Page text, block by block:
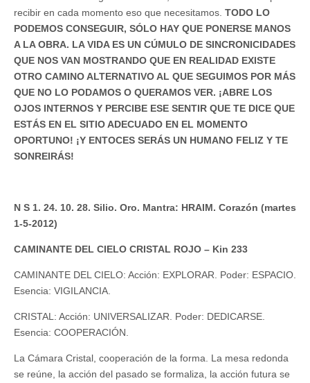
recibir en cada momento eso que necesitamos. TODO LO
PODEMOS CONSEGUIR, SÓLO HAY QUE PONERSE MANOS
A LA OBRA. LA VIDA ES UN CÚMULO DE SINCRONICIDADES
QUE NOS VAN MOSTRANDO QUE EN REALIDAD EXISTE
OTRO CAMINO ALTERNATIVO AL QUE SEGUIMOS POR MÁS
QUE NO LO PODAMOS O QUERAMOS VER. ¡ABRE LOS
OJOS INTERNOS Y PERCIBE ESE SENTIR QUE TE DICE QUE
ESTÁS EN EL SITIO ADECUADO EN EL MOMENTO
OPORTUNO! ¡Y ENTOCES SERÁS UN HUMANO FELIZ Y TE
SONREIRÁS!
N S 1. 24. 10. 28. Silio. Oro. Mantra: HRAIM. Corazón (martes
1-5-2012)
CAMINANTE DEL CIELO CRISTAL ROJO – Kin 233
CAMINANTE DEL CIELO: Acción: EXPLORAR. Poder: ESPACIO.
Esencia: VIGILANCIA.
CRISTAL: Acción: UNIVERSALIZAR. Poder: DEDICARSE.
Esencia: COOPERACIÓN.
La Cámara Cristal, cooperación de la forma. La mesa redonda
se reúne, la acción del pasado se formaliza, la acción futura se